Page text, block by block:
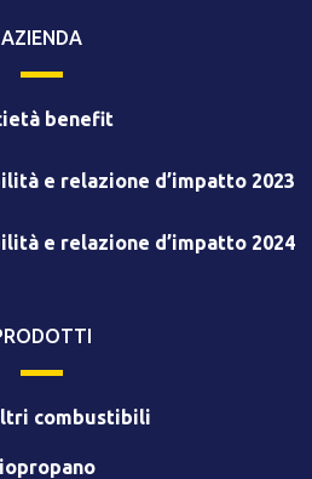
AZIENDA
benefit
e relazione d’impatto 2023
e relazione d’impatto 2024
combustibili